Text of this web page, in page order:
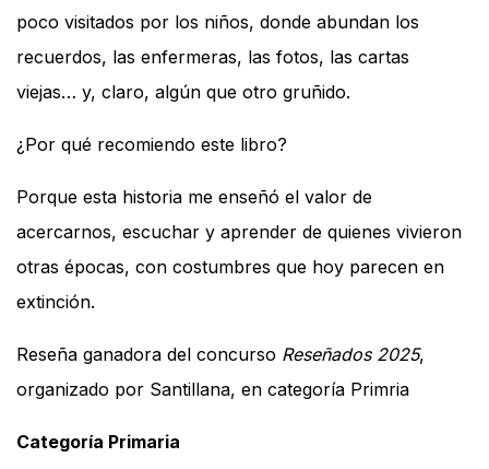
poco visitados por los niños, donde abundan los
recuerdos, las enfermeras, las fotos, las cartas
viejas… y, claro, algún que otro gruñido.
¿Por qué recomiendo este libro?
Porque esta historia me enseñó el valor de
acercarnos, escuchar y aprender de quienes vivieron
otras épocas, con costumbres que hoy parecen en
extinción.
Reseña ganadora del concurso Reseñados 2025,
organizado por Santillana, en categoría Primria
Categoría Primaria